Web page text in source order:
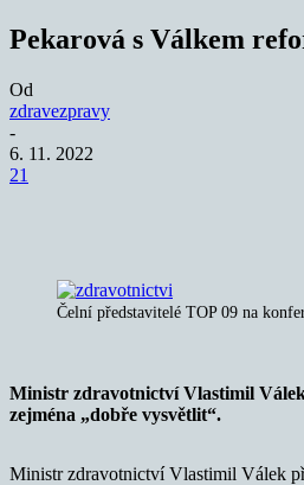
Pekarová s Válkem
Od
zdravezpravy
-
6. 11. 2022
21
Čelní představitelé TOP 09 na
Ministr zdravotnictví Vlastimil Válek
zejména „dobře vysvětlit“.
Ministr zdravotnictví Vlastimil Válek